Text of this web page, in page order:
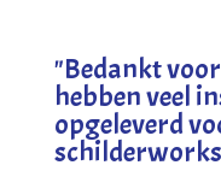
"Bedankt
hebben veel
opgeleverd